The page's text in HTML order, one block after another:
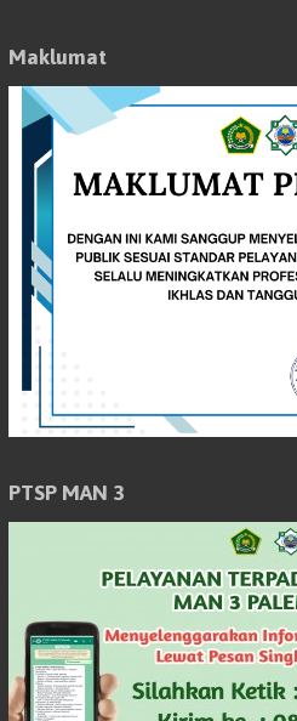
Maklumat
PTSP MAN 3